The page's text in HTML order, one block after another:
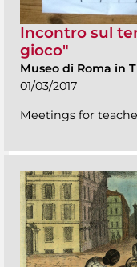
Incontro sul
gioco"
Museo di Roma in
01/03/2017
Meetings for